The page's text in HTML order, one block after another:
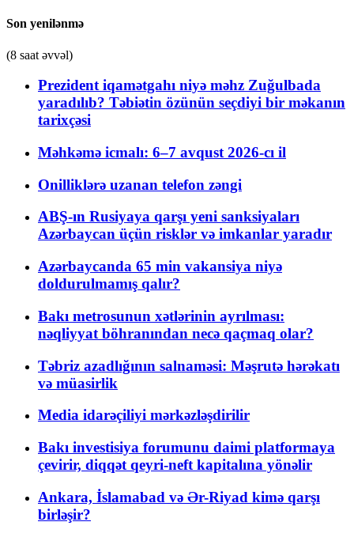
Son yenilənmə
(8 saat əvvəl)
Prezident iqamətgahı niyə məhz Zuğulbada
yaradılıb? Təbiətin özünün seçdiyi bir məkanın
tarixçəsi
Məhkəmə icmalı: 6–7 avqust 2026-cı il
Onilliklərə uzanan telefon zəngi
ABŞ-ın Rusiyaya qarşı yeni sanksiyaları
Azərbaycan üçün risklər və imkanlar yaradır
Azərbaycanda 65 min vakansiya niyə
doldurulmamış qalır?
Bakı metrosunun xətlərinin ayrılması:
nəqliyyat böhranından necə qaçmaq olar?
Təbriz azadlığının salnaməsi: Məşrutə hərəkatı
və müasirlik
Media idarəçiliyi mərkəzləşdirilir
Bakı investisiya forumunu daimi platformaya
çevirir, diqqət qeyri-neft kapitalına yönəlir
Ankara, İslamabad və Ər-Riyad kimə qarşı
birləşir?